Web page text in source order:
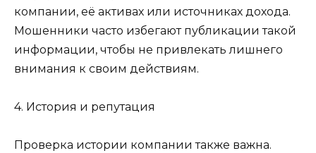
компании, её активах или источниках дохода.
Мошенники часто избегают публикации такой
информации, чтобы не привлекать лишнего
внимания к своим действиям.
4. История и репутация
Проверка истории компании также важна.